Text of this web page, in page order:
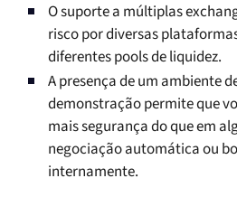
O suporte a múltiplas
risco por diversas
diferentes pools de liquidez.
A presença de um ambiente
demonstração permite que
mais segurança do que em
negociação automática ou
internamente.